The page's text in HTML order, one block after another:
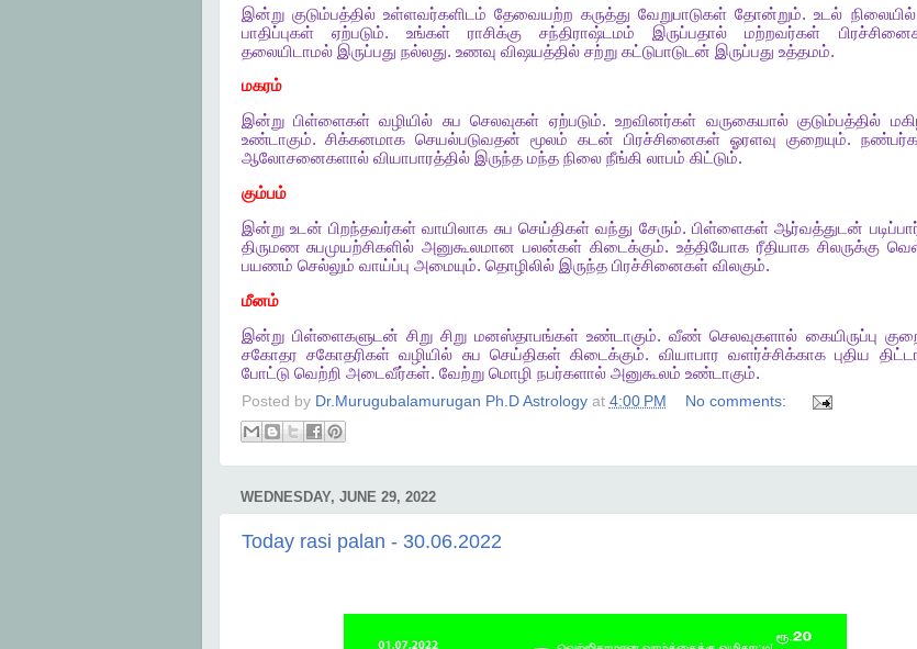
இன்று குடும்பத்தில் உள்ளவர்களிடம் தேவையற்ற கருத்து வேறுபாடுகள் தோன்றும்.உடல் நிலையில்
பாதிப்புகள்
ஏற்படும். உங்கள் ராசிக்கு சந்திராஷ்டமம் இருப்பதால் மற்றவர்கள்
தலையிடாமல் இருப்பது நல்லது. உணவு விஷயத்தில் சற்று கட்டுபாடுடன் இருப்பது உத்தமம்.
மகரம்
இன்று பிள்ளைகள் வழியில் சுப செலவுகள் ஏற்படும்.உறவினர்கள் வருகையால் குடும்பத்தில்
உண்டாகும்.சிக்கனமாக செயல்படுவதன் மூலம் கடன் பிரச்சினைகள் ஓரளவு குறையும்.
ஆலோசனைகளால் வியாபாரத்தில் இருந்த மந்த நிலை நீங்கி லாபம் கிட்டும்.
கும்பம்
இன்று உடன் பிறந்தவர்கள் வாயிலாக சுப செய்திகள் வந்து சேரும். பிள்ளைகள் ஆர்வத்துடன்
திருமண சுபமுயற்சிகளில் அனுகூலமான பலன்கள் கிடைக்கும். உத்தியோக ரீதியாக சிலருக்கு
பயணம் செல்லும் வாய்ப்பு அமையும். தொழிலில் இருந்த பிரச்சினைகள் விலகும்.
மீனம்
இன்று பிள்ளைகளுடன் சிறு சிறு மனஸ்தாபங்கள் உண்டாகும்.வீண் செலவுகளால் கையிருப்பு
சகோதர சகோதரிகள் வழியில் சுப செய்திகள் கிடைக்கும். வியாபார வளர்ச்சிக்காக புதிய
போட்டு வெற்றி அடைவீர்கள். வேற்று மொழி நபர்களால் அனுகூலம் உண்டாகும்.
Posted by Dr.Murugubalamurugan Ph.D Astrology at 4:00 PM No comments:
WEDNESDAY, JUNE 29, 2022
Today rasi palan - 30.06.2022